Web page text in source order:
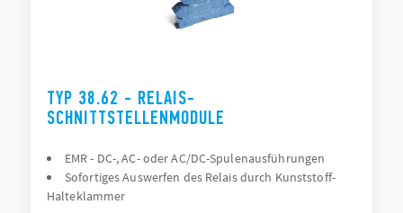
TYP 38.62 - RELAIS-
SCHNITTSTELLENMODULE
EMR - DC-, AC- oder AC/DC-Spulenausführungen
Sofortiges Auswerfen des Relais durch Kunststoff-
Halteklammer